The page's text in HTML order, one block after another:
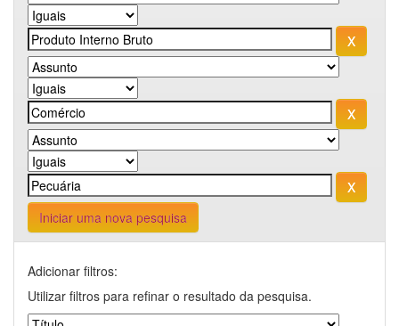
Iniciar uma nova pesquisa
Adicionar filtros:
Utilizar filtros para refinar o resultado da pesquisa.